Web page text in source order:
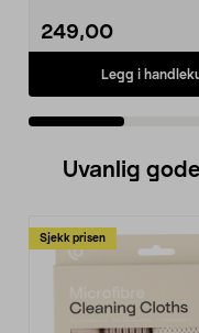
249,00
Legg i
Uvanlig
Sjekk prisen